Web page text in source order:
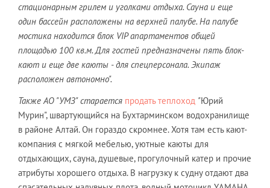
стационарным грилем и уголками отдыха. Сауна и еще
один бассейн расположены на верхней палубе. На палубе
мостика находится блок VIP апартаментов общей
площадью 100 кв.м. Для гостей предназначены пять блок-
кают и еще две каюты - для спецперсонала. Экипаж
расположен автономно".
Также АО "УМЗ"старается продать теплоход "Юрий
Мурин", швартующийся на Бухтарминском водохранилище
в районе Алтай. Он гораздо скромнее. Хотя там есть кают-
компания с мягкой мебелью, уютные каюты для
отдыхающих, сауна, душевые, прогулочный катер и прочие
атрибуты хорошего отдыха. В нагрузку к судну отдают два